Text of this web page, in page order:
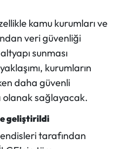
kamu kurumları ve
veri güvenliği
sunması
kurumların
daha güvenli
olanak sağlayacak.
geliştirildi
tarafından